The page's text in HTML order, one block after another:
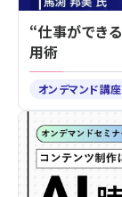
“仕事ができ
用術
オンデマンド講座